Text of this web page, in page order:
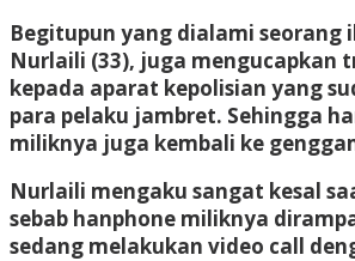
Begitupun yang dialami seorang
Nurlaili (33), juga mengucapkan
kepada aparat kepolisian yang
para pelaku jambret. Sehingga
miliknya juga kembali ke
Nurlaili mengaku sangat kesal
sebab hanphone miliknya
sedang melakukan video call